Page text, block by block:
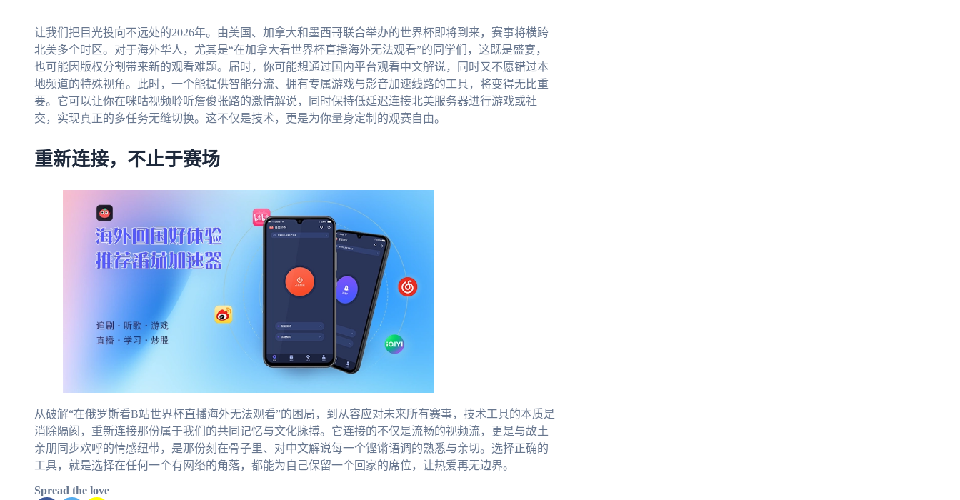
让我们把目光投向不远处的2026年。由美国、加拿大和墨西哥联合举办的世界杯即将到来，赛事将横跨
北美多个时区。对于海外华人，尤其是“在加拿大看世界杯直播海外无法观看”的同学们，这既是盛宴，
也可能因版权分割带来新的观看难题。届时，你可能想通过国内平台观看中文解说，同时又不愿错过本
地频道的特殊视角。此时，一个能提供智能分流、拥有专属游戏与影音加速线路的工具，将变得无比重
要。它可以让你在咪咕视频聆听詹俊张路的激情解说，同时保持低延迟连接北美服务器进行游戏或社
交，实现真正的多任务无缝切换。这不仅是技术，更是为你量身定制的观赛自由。
重新连接，不止于赛场
从破解“在俄罗斯看B站世界杯直播海外无法观看”的困局，到从容应对未来所有赛事，技术工具的本质是
消除隔阂，重新连接那份属于我们的共同记忆与文化脉搏。它连接的不仅是流畅的视频流，更是与故土
亲朋同步欢呼的情感纽带，是那份刻在骨子里、对中文解说每一个铿锵语调的熟悉与亲切。选择正确的
工具，就是选择在任何一个有网络的角落，都能为自己保留一个回家的席位，让热爱再无边界。
Spread the love